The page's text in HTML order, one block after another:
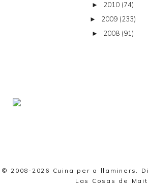
► 2010 (74)
► 2009 (233)
► 2008 (91)
© 2008-2026 Cuina per a llaminers .
Las Cosas de